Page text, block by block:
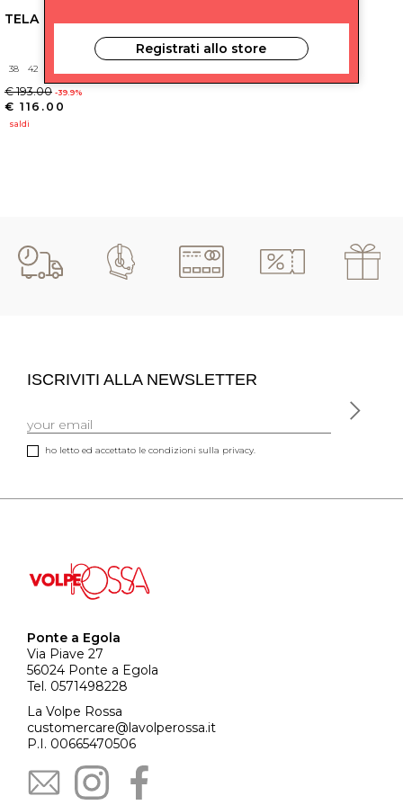
TELA
38 42
€ 193.00 -39.9%
€ 116.00
saldi
ISCRIVITI ALLA NEWSLETTER
ho letto ed accettato le condizioni sulla privacy.
Ponte a Egola
Via Piave 27
56024 Ponte a Egola
Tel. 0571498228
La Volpe Rossa
customercare@lavolperossa.it
P.I. 00665470506
Registrati allo store